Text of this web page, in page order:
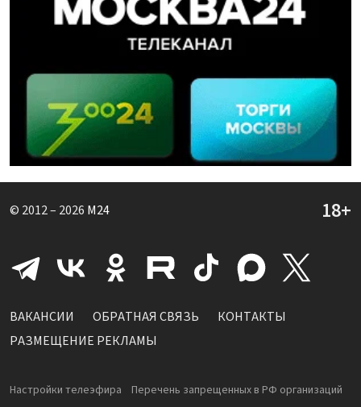
© 2012 – 2026 M24
ВАКАНСИИ ОБРАТНАЯ СВЯЗЬ
КОНТАКТЫ
РАЗМЕЩЕНИЕ РЕКЛАМЫ
Настройки телеэфира
Перечень запрещенных в РФ организаций